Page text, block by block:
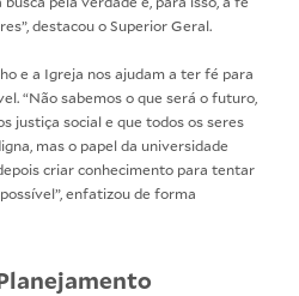
destacou o Superior Geral.
e a Igreja nos ajudam a ter fé para
“Não sabemos o que será o futuro,
justiça social e que todos os seres
mas o papel da universidade
criar conhecimento para tentar
enfatizou de forma